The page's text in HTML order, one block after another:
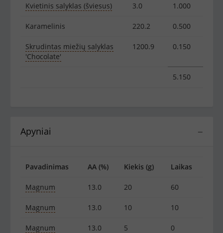
Kvietinis salyklas (šviesus) 3.0 1.000
Karamelinis 220.2 0.500
Skrudintas miežių salyklas
'Chocolate'
1200.9 0.150
5.150
−
Apyniai
Pavadinimas AA (%) Kiekis (g) Laikas
Magnum 13.0 20 60
Magnum 13.0 10 10
Magnum 13.0 5 0